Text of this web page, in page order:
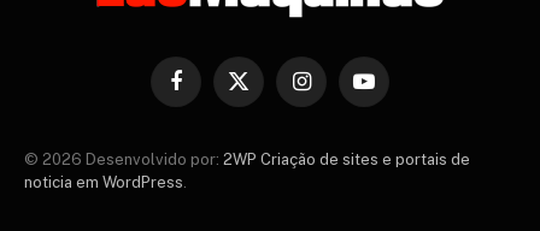
Facebook
X
InstagramYouTube
© 2026 Desenvolvido por: 2WP Criação de sites e portais de
noticia em WordPress.